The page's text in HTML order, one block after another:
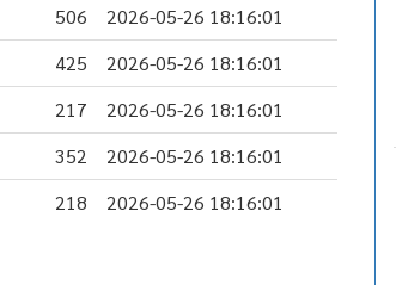
506
2026-05-26 18:16:01
425
2026-05-26 18:16:01
217
2026-05-26 18:16:01
352
2026-05-26 18:16:01
218 2026-05-26 18:16:01